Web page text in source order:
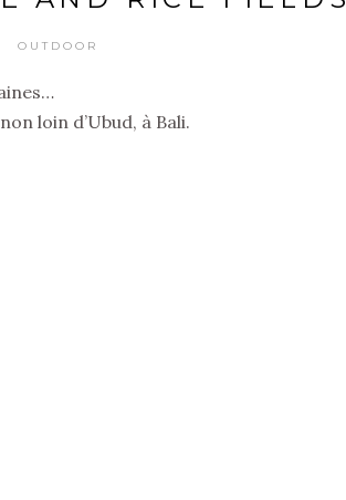
OUTDOOR
loin d’Ubud, à Bali.